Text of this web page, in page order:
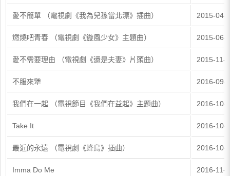
愛不簡單 （電視劇《我為兒孫當北漂》插曲） 2015-04-
燃燒吧青春 （電視劇《鏇風少女》主題曲） 2015-06-
愛不需要理由 （電視劇《還是夫妻》片頭曲） 2015-11-
不服來犟 2016-09-
我們在一起 （電視節目《我們在益起》主題曲） 2016-10-
Take It 2016-10-
最近的永遠 （電視劇《蜂鳥》插曲） 2016-10-
Imma Do Me 2016-11-